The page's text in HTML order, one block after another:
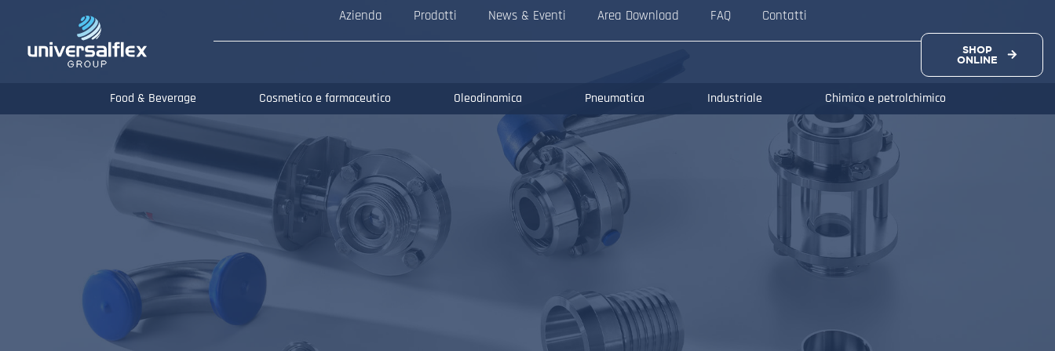
Azienda Prodotti News & Eventi Area Download FAQ Contatti
SHOP
ONLINE
Food & Beverage Cosmetico e farmaceutico Oleodinamica Pneumatica Industriale Chimico e petrolchimico